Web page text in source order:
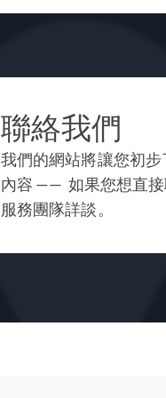
聯絡我們
我們的網站將讓您初
內容 —— 如果您想直
服務團隊詳談。